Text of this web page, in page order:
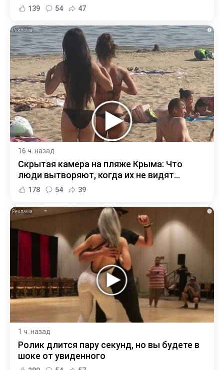
139 54 47
i
16 ч. назад
Скрытая камера на пляже Крыма: Что
люди вытворяют, когда их не видят...
178 54 39
i
1 ч. назад
Ролик длится пару секунд, но вы будете в
шоке от увиденного